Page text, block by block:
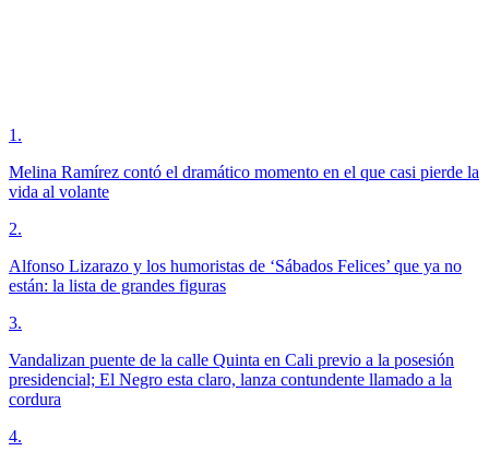
1 .
Melina Ramírez contó el dramático momento en el que casi pierde la
vida al volante
2.
Alfonso Lizarazo y los humoristas de ‘Sábados Felices’ que ya no
están: la lista de grandes figuras
3.
Vandalizan puente de la calle Quinta en Cali previo a la posesión
presidencial; El Negro esta claro, lanza contundente llamado a la
cordura
4.